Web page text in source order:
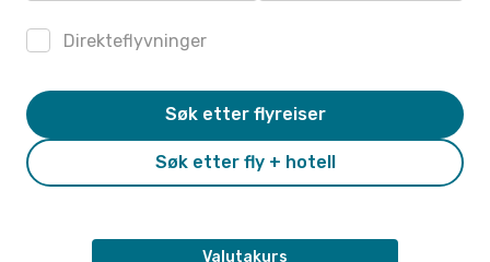
Direkteflyvninger
Søk etter fly + hotell
Søk etter flyreiser
Valutakurs